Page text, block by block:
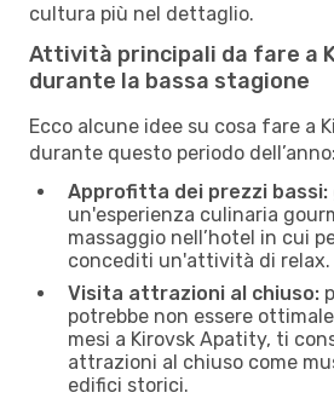
cultura più nel dettaglio.
Attività principali da fare a
durante la bassa stagione
Ecco alcune idee su cosa fare a
durante questo periodo dell’anno:
Approfitta dei prezzi bassi:
un'esperienza culinaria
massaggio nell’hotel in cui
concediti un'attività di relax.
Visita attrazioni al chiuso:
potrebbe non essere
mesi a Kirovsk Apatity, ti
attrazioni al chiuso come
edifici storici.